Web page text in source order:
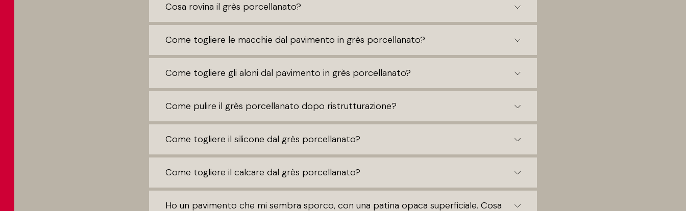
Cosa rovina il grès porcellanato?
Come togliere le macchie dal pavimento in grès porcellanato?
Come togliere gli aloni dal pavimento in grès porcellanato?
Come pulire il grès porcellanato dopo ristrutturazione?
Come togliere il silicone dal grès porcellanato?
Come togliere il calcare dal grès porcellanato?
Ho un pavimento che mi sembra sporco, con una patina opaca superficiale. Cosa